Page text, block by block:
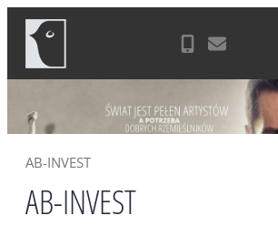
Skip
content
Agencja Reklamowa Zielona Góra
AB-INVEST
AB-INVEST